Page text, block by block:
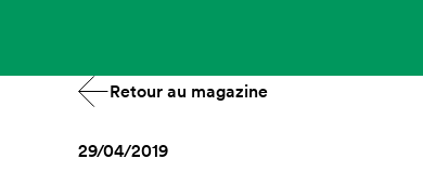
Retour au magazine
29/04/2019